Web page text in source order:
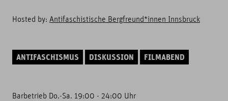
Hosted by: Antifaschistische Bergfreund*innen Innsbruck
ANTIFASCHISMUS DISKUSSION FILMABEND
Barbetrieb Do.-Sa. 19:00 - 24:00 Uhr